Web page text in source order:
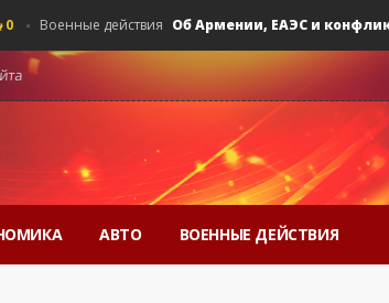
Военные действия Об Армении, ЕАЭС и конфликте
АВТО ВОЕННЫЕ ДЕЙСТВИЯ